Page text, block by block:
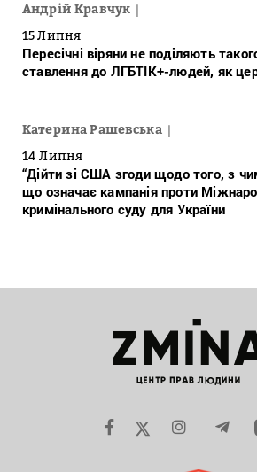
Андрій Кравчук
15 Липня
Пересічні віряни не поділяють
ставлення до ЛГБТІК+-людей, як
Катерина Рашевська
14 Липня
“Дійти зі США згоди щодо того, з
що означає кампанія проти
кримінального суду для України